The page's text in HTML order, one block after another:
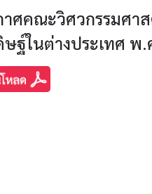
ศคณะวิศวกรรมศา
ฐ์ในต่างประเทศ พ.